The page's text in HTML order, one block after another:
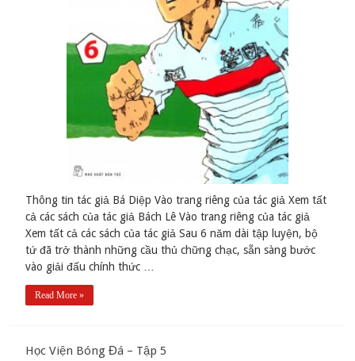
Thông tin tác giả Bá Diệp Vào trang riêng của tác giả Xem tất
cả các sách của tác giả Bách Lê Vào trang riêng của tác giả
Xem tất cả các sách của tác giả Sau 6 năm dài tập luyện, bộ
tứ đã trở thành những cầu thủ chững chạc, sẵn sàng bước
vào giải đấu chính thức …
Read More »
Học Viện Bóng Đá – Tập 5